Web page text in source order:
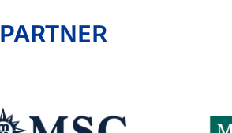
PARTNER